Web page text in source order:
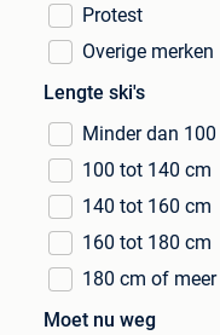
Protest
Overige merken
Lengte ski's
Minder dan
100 tot 140 cm
140 tot 160 cm
160 tot 180 cm
180 cm of meer
Moet nu weg